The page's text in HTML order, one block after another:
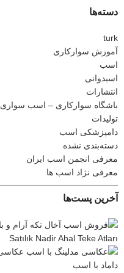
دسته‌ها
turk
آموزش سوارکاری
اسب
اسبدوانی
انتشارات
باشگاه سوارکاری – اسب سواری
تولیدات
دامپزشکی اسب
دسته‌بندی نشده
معرفی انجمن اسب ایران
معرفی نژاد اسب ها
آخرین پست‌ها
Satılık Nadir Ahal Teke Atları